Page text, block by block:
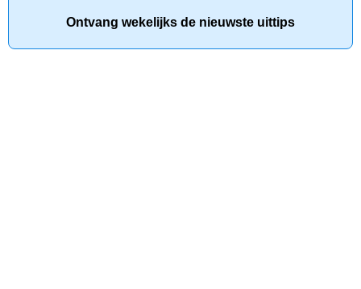
Ontvang wekelijks de nieuwste uittips